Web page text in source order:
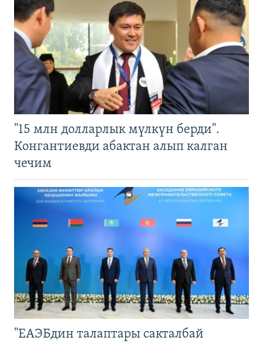
"15 млн долларлык мүлкүн берди".
Конгантиевди абактан алып калган
чечим
"ЕАЭБдин талаптары сакталбай